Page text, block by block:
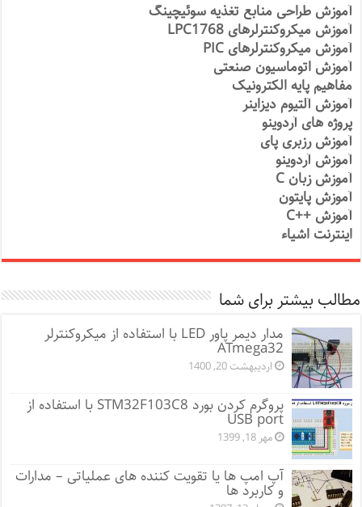
آموزش طراحی منابع تغذیه سوئیچینگ
آموزش میکروکنترلرهای LPC1768
آموزش میکروکنترلرهای PIC
آموزش اتوماسیون صنعتی
مفاهیم پایه الکترونیک
آموزش آلتیوم دیزاینر
پروژه های آردوینو
آموزش رزبری پای
آموزش آردوینو
آموزش زبان C
آموزش پایتون
آموزش ++C
اینترنت اشیاء
مطالب بیشتر برای شما
مدار دیمر پاور LED با استفاده از میکروکنترلر
ATmega32
اردیبهشت 20, 1400
پروگرم کردن بورد STM32F103C8 با استفاده از
USB port
مهر 18, 1399
آپ امپ ها یا تقویت کننده های عملیاتی – مدارات
و کاربرد ها